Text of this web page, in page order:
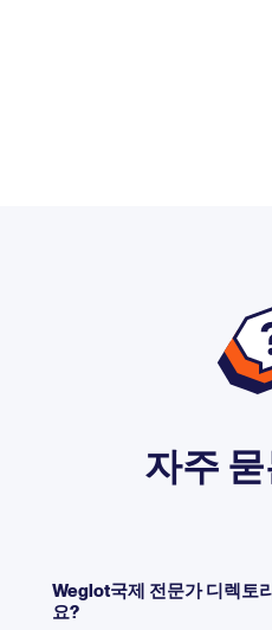
자주
Weglot국제 전문가 디렉토
요?